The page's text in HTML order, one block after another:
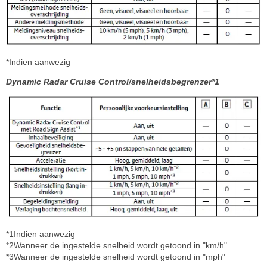
*Indien aanwezig
Dynamic Radar Cruise Control/snelheidsbegrenzer*1
*1Indien aanwezig
*2Wanneer de ingestelde snelheid wordt getoond in "km/h"
*3Wanneer de ingestelde snelheid wordt getoond in "mph"